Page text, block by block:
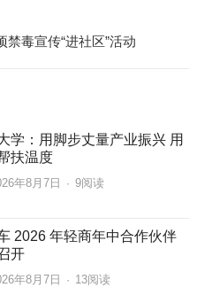
毒宣传“进社区”活动
学：用脚步丈量产业振兴 用
扶温度
年8月7日 · 9阅读
2026 年轻商年中合作伙伴
开
年8月7日 · 13阅读